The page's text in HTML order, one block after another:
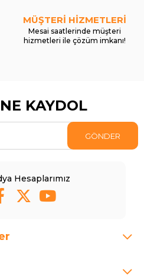
MÜŞTERİ HİZMETLERİ
Mesai saatlerinde müşteri
hizmetleri ile çözüm imkanı!
KAYDOL
GÖNDER
Hesaplarımız